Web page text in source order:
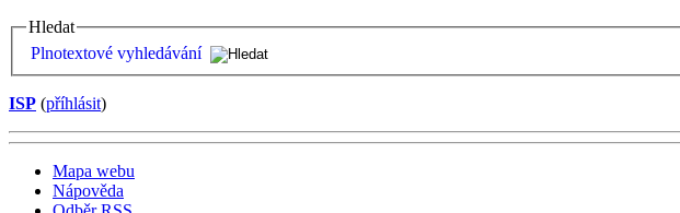
Hledat
Plnotextové vyhledávání
ISP (příhlásit)
Mapa webu
Nápověda